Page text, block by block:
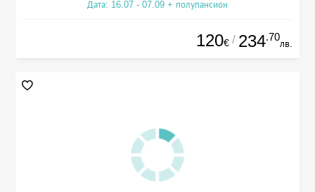
Дата: 16.07 - 07.09 + полупансион
120€ / 234.70
лв.